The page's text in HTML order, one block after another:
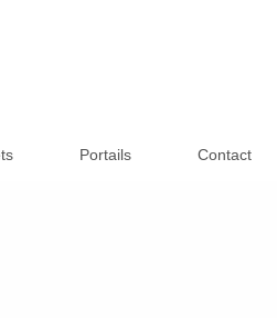
Portails Contact